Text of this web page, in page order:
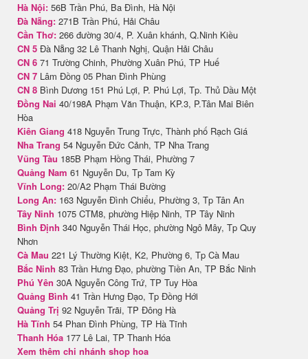
Hà Nội: 56B Trần Phú, Ba Đình, Hà Nội
Đà Nẵng: 271B Trần Phú, Hải Châu
Cần Thơ: 266 đường 30/4, P. Xuân khánh, Q.Ninh Kiều
CN 5 Đà Nẵng 32 Lê Thanh Nghị, Quận Hải Châu
CN 6 71 Trường Chinh, Phường Xuân Phú, TP Huế
CN 7 Lâm Đồng 05 Phan Đình Phùng
CN 8 Bình Dương 151 Phú Lợi, P. Phú Lợi, Tp. Thủ Dầu Một
Đồng Nai 40/198A Phạm Văn Thuận, KP.3, P.Tân Mai Biên
Hòa
Kiên Giang 418 Nguyễn Trung Trực, Thành phố Rạch Giá
Nha Trang 54 Nguyễn Đức Cảnh, TP Nha Trang
Vũng Tàu 185B Phạm Hồng Thái, Phường 7
Quảng Nam 61 Nguyễn Du, Tp Tam Kỳ
Vĩnh Long: 20/A2 Phạm Thái Bường
Long An: 163 Nguyễn Đình Chiểu, Phường 3, Tp Tân An
Tây Ninh 1075 CTM8, phường Hiệp Ninh, TP Tây Ninh
Bình Định 340 Nguyễn Thái Học, phường Ngô Mây, Tp Quy
Nhơn
Cà Mau 221 Lý Thường Kiệt, K2, Phường 6, Tp Cà Mau
Bắc Ninh 83 Trần Hưng Đạo, phường Tiền An, TP Bắc Ninh
Phú Yên 30A Nguyễn Công Trứ, TP Tuy Hòa
Quảng Bình 41 Trần Hưng Đạo, Tp Đồng Hới
Quảng Trị 92 Nguyễn Trãi, TP Đông Hà
Hà Tĩnh 54 Phan Đình Phùng, TP Hà Tĩnh
Thanh Hóa 177 Lê Lai, TP Thanh Hóa
Xem thêm chi nhánh shop hoa